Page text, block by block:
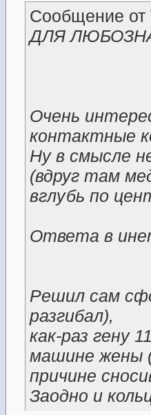
Сообщение от
ДЛЯ
Очень
контактные
Ну в смысле
(вдруг там
вглубь по
Ответа в
Решил сам
разгибал),
как-раз гену
машине жены
причине
Заодно и